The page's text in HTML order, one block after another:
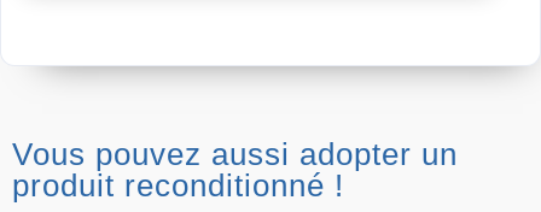
Vous pouvez aussi adopter un
produit reconditionné !